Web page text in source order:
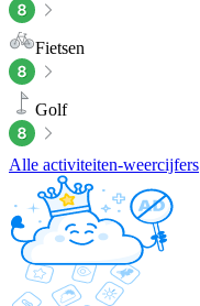
Fietsen
Golf
Alle activiteiten-weercijfers